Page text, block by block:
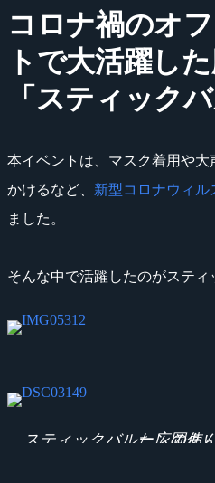
コロナ禍のオ
トで大活躍し
「スティック
本イベントは、マスク着用や
かけるなど、 新型コロナウィル
ました。
そんな中で活躍したのがスティ
スティックバルーンの使い方をレクチ